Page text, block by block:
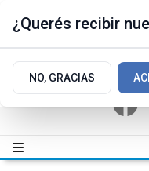
¿Querés recibir
NO, GRACIAS